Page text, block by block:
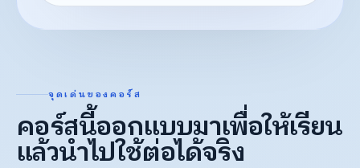
จุดเด่นของคอร์ส
คอร์สนี้ออกแบบมาเพื่อให้เรียน
แล้วนำไปใช้ต่อได้จริง